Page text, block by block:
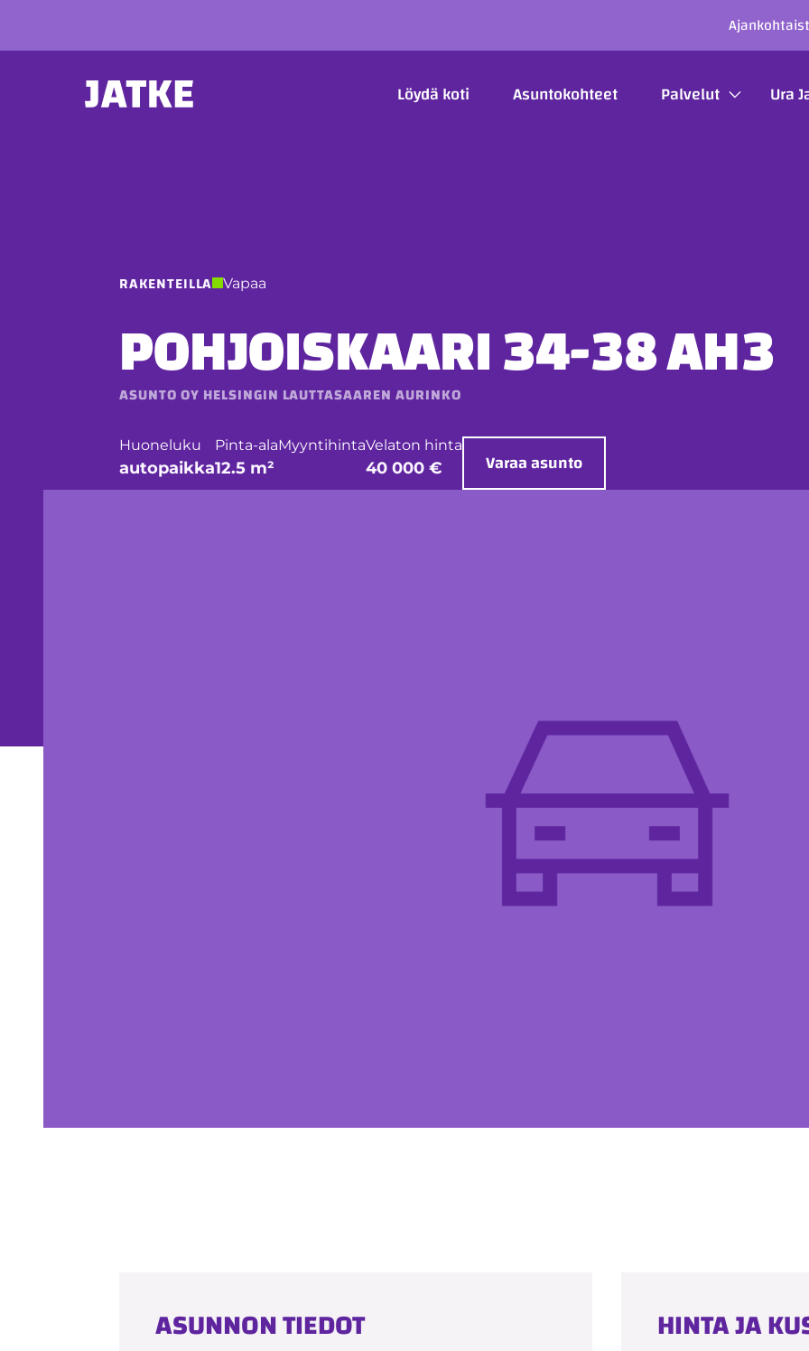
PÄÄVALIKKO
Löydä koti Asuntokohteet Palvelut Ura
RAKENTEILLA Vapaa
POHJOISKAARI 34-38 AH3
ASUNTO OY HELSINGIN LAUTTASAAREN AURINKO
Huoneluku
autopaikka
Pinta-ala
12.5 m²
MyyntihintaVelaton hinta
40 000 € Varaa asunto
ASUNNON TIEDOT HINTA JA